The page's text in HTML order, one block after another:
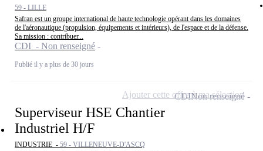
59 - LILLE
Safran est un groupe international de haute technologie opérant dans les domaines
de l'aéronautique (propulsion, équipements et intérieurs), de l'espace et de la défense.
Sa mission : contribuer...
CDI - Non renseigné
Publié il y a plus de 30 jours
Superviseur HSE Chantier
Industriel H/F
INDUSTRIE - 59 - VILLENEUVE-D'ASCQ
CDINon renseigné
Ajouter cette offre à ma sélection